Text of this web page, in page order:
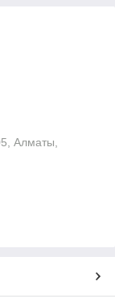
Алматы,